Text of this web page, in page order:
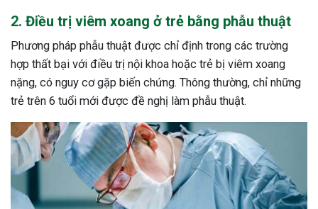
2. Điều trị viêm xoang ở trẻ bằng phẫu thuật
Phương pháp phẫu thuật được chỉ định trong các trường
hợp thất bại với điều trị nội khoa hoặc trẻ bị viêm xoang
nặng, có nguy cơ gặp biến chứng. Thông thường, chỉ những
trẻ trên 6 tuổi mới được đề nghị làm phẫu thuật.